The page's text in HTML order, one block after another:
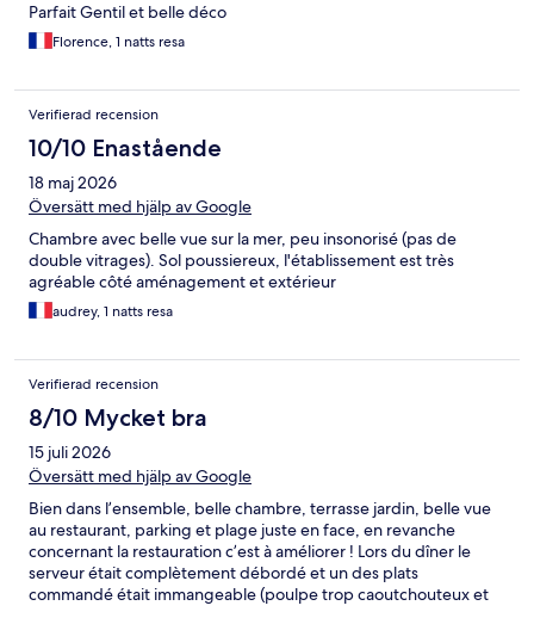
Parfait Gentil et belle déco
Florence, 1 natts resa
Verifierad recension
10/10 Enastående
18 maj 2026
Översätt med hjälp av Google
Chambre avec belle vue sur la mer, peu insonorisé (pas de
double vitrages). Sol poussiereux, l'établissement est très
agréable côté aménagement et extérieur
audrey, 1 natts resa
Verifierad recension
8/10 Mycket bra
15 juli 2026
Översätt med hjälp av Google
Bien dans l’ensemble, belle chambre, terrasse jardin, belle vue
au restaurant, parking et plage juste en face, en revanche
concernant la restauration c’est à améliorer ! Lors du dîner le
serveur était complètement débordé et un des plats
commandé était immangeable (poulpe trop caoutchouteux et